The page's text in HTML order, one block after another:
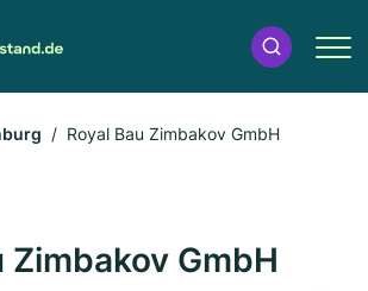
Royal Bau Zimbakov GmbH
Zimbakov GmbH